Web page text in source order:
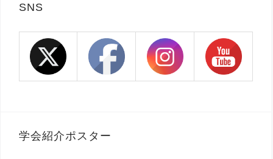
SNS
学会紹介ポスター